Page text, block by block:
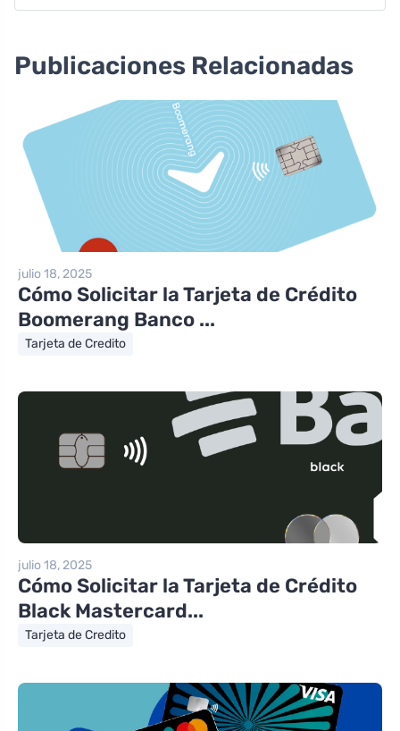
Publicaciones Relacionadas
julio 18, 2025
Cómo Solicitar la Tarjeta de Crédito
Boomerang Banco ...
Tarjeta de Credito
julio 18, 2025
Cómo Solicitar la Tarjeta de Crédito
Black Mastercard...
Tarjeta de Credito